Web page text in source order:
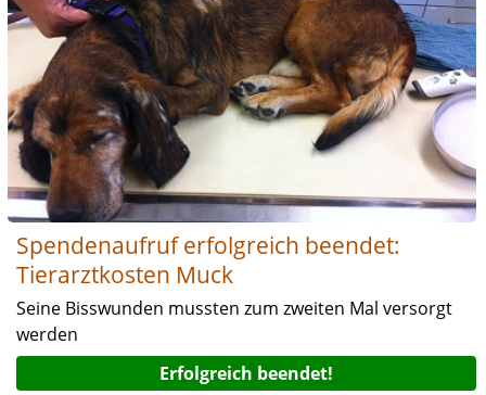
Spendenaufruf erfolgreich beendet:
Tierarztkosten Muck
Seine Bisswunden mussten zum zweiten Mal versorgt
werden
Erfolgreich beendet!